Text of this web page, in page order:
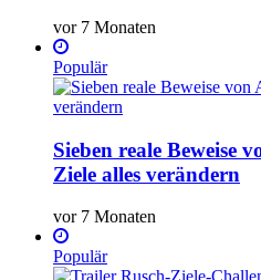
vor 7 Monaten
Populär
Sieben reale Beweise
Ziele alles verändern
vor 7 Monaten
Populär